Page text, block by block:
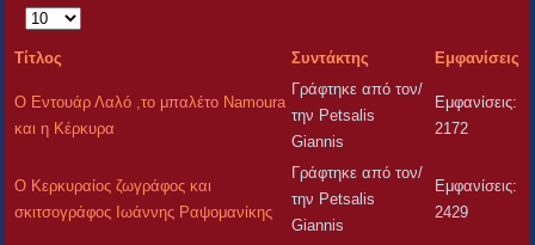
Εμφάνιση
Τίτλος Συντάκτης Εμφανίσεις
Ο Εντουάρ Λαλό ,το μπαλέτο Namoura
και η Κέρκυρα
Γράφτηκε από τον/
την Petsalis
Giannis
Εμφανίσεις:
2172
Ο Κερκυραίος ζωγράφος και
σκιτσογράφος Ιωάννης Ραψομανίκης
Γράφτηκε από τον/
την Petsalis
Giannis
Εμφανίσεις:
2429